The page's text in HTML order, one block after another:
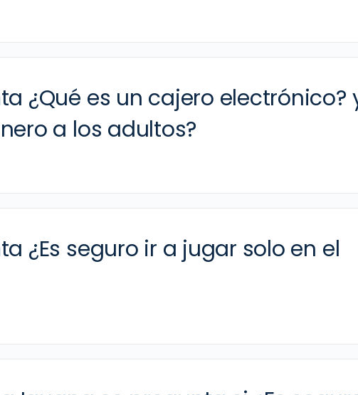
¿Qué es un cajero electrónico?
a los adultos?
¿Es seguro ir a jugar solo en el